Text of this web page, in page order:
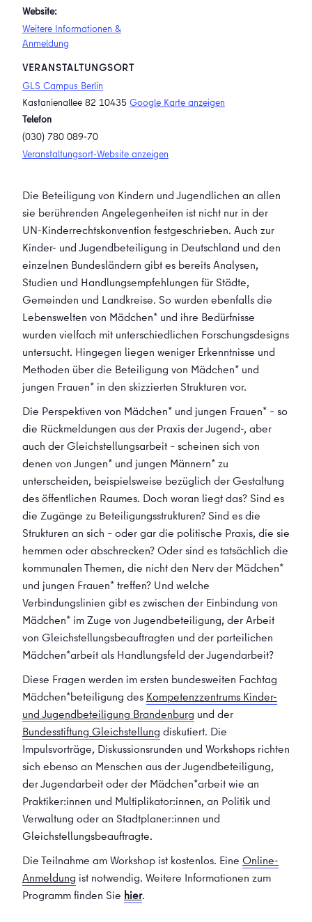
Website:
Weitere Informationen &
Anmeldung
VERANSTALTUNGSORT
GLS Campus Berlin
Kastanienallee 82 10435 Google Karte anzeigen
Telefon
(030) 780 089-70
Veranstaltungsort-Website anzeigen
Die Beteiligung von Kindern und Jugendlichen an allen
sie berührenden Angelegenheiten ist nicht nur in der
UN-Kinderrechtskonvention festgeschrieben. Auch zur
Kinder- und Jugendbeteiligung in Deutschland und den
einzelnen Bundesländern gibt es bereits Analysen,
Studien und Handlungsempfehlungen für Städte,
Gemeinden und Landkreise. So wurden ebenfalls die
Lebenswelten von Mädchen* und ihre Bedürfnisse
wurden vielfach mit unterschiedlichen Forschungsdesigns
untersucht. Hingegen liegen weniger Erkenntnisse und
Methoden über die Beteiligung von Mädchen* und
jungen Frauen* in den skizzierten Strukturen vor.
Die Perspektiven von Mädchen* und jungen Frauen* – so
die Rückmeldungen aus der Praxis der Jugend-, aber
auch der Gleichstellungsarbeit – scheinen sich von
denen von Jungen* und jungen Männern* zu
unterscheiden, beispielsweise bezüglich der Gestaltung
des öffentlichen Raumes. Doch woran liegt das? Sind es
die Zugänge zu Beteiligungsstrukturen? Sind es die
Strukturen an sich – oder gar die politische Praxis, die sie
hemmen oder abschrecken? Oder sind es tatsächlich die
kommunalen Themen, die nicht den Nerv der Mädchen*
und jungen Frauen* treffen? Und welche
Verbindungslinien gibt es zwischen der Einbindung von
Mädchen* im Zuge von Jugendbeteiligung, der Arbeit
von Gleichstellungsbeauftragten und der parteilichen
Mädchen*arbeit als Handlungsfeld der Jugendarbeit?
Diese Fragen werden im ersten bundesweiten Fachtag
Mädchen*beteiligung des Kompetenzzentrums Kinder-
und Jugendbeteiligung Brandenburg und der
Bundesstiftung Gleichstellung diskutiert. Die
Impulsvorträge, Diskussionsrunden und Workshops richten
sich ebenso an Menschen aus der Jugendbeteiligung,
der Jugendarbeit oder der Mädchen*arbeit wie an
Praktiker:innen und Multiplikator:innen, an Politik und
Verwaltung oder an Stadtplaner:innen und
Gleichstellungsbeauftragte.
Die Teilnahme am Workshop ist kostenlos. Eine Online-
Anmeldung ist notwendig. Weitere Informationen zum
Programm finden Sie hier.